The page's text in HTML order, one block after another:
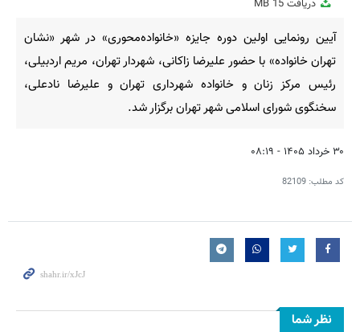
fullscreen
دریافت 15 MB
آیین رونمایی اولین دوره جایزه «خانواده‌محوری» در شهر «نشان
تهران خانواده» با حضور علیرضا زاکانی، شهردار تهران، مریم اردبیلی،
رئیس مرکز زنان و خانواده شهرداری تهران و علیرضا نادعلی،
سخنگوی شورای اسلامی شهر تهران برگزار شد.
۳۰ خرداد ۱۴۰۵ - ۰۸:۱۹
کد مطلب: 82109
نظر شما